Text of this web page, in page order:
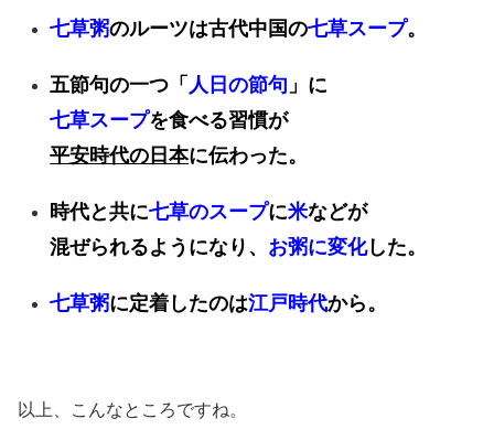
七草粥のルーツは古代中国の七草スープ。
五節句の一つ「 人日の節句 」に
七草スープを食べる習慣が
平安時代の日本に伝わった。
時代と共に七草のスープに米などが
混ぜられるようになり、 お粥に変化した。
七草粥に定着したのは江戸時代から。
以上、こんなところですね。